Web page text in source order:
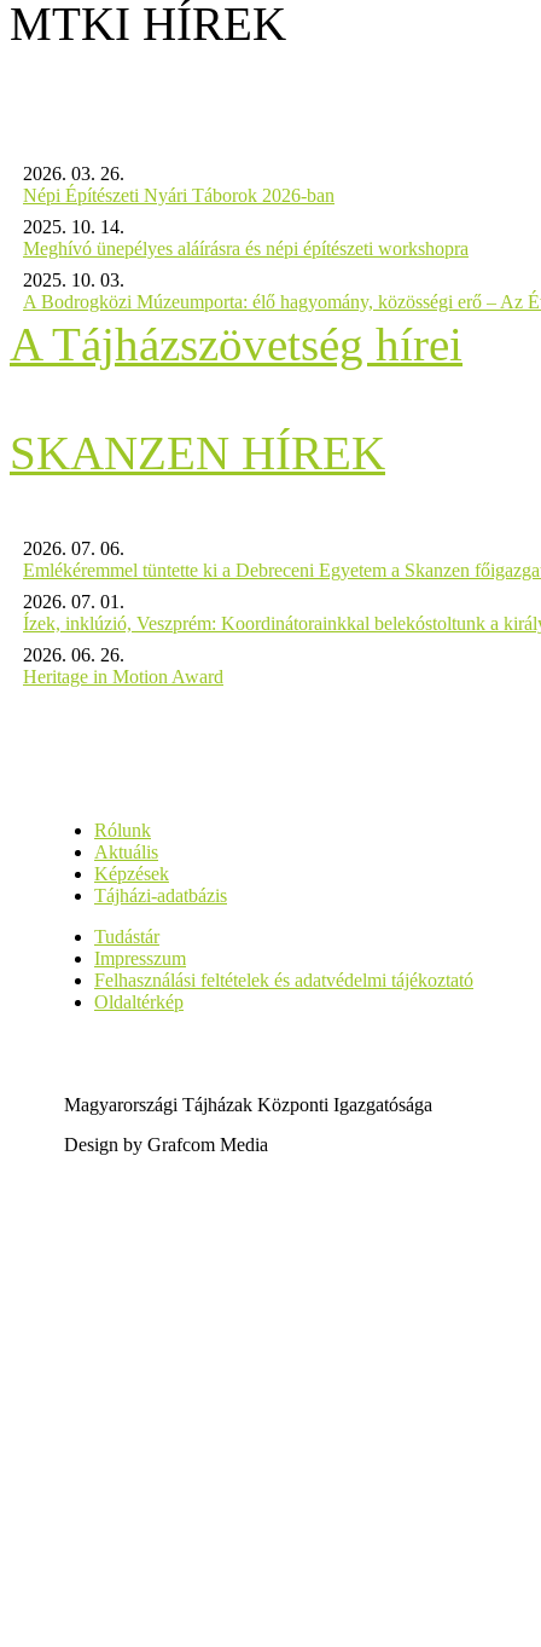
MTKI HÍREK
2026. 03. 26.
Népi Építészeti Nyári Táborok 2026-ban
2025. 10. 14.
Meghívó ünepélyes aláírásra és népi építészeti workshopra
2025. 10. 03.
A Bodrogközi Múzeumporta: élő hagyomány, közösségi erő – Az
A Tájházszövetség hírei
SKANZEN HÍREK
2026. 07. 06.
Emlékéremmel tüntette ki a Debreceni Egyetem a Skanzen
2026. 07. 01.
Ízek, inklúzió, Veszprém: Koordinátorainkkal belekóstoltunk a
2026. 06. 26.
Heritage in Motion Award
Rólunk
Aktuális
Képzések
Tájházi-adatbázis
Tudástár
Impresszum
Felhasználási feltételek és adatvédelmi tájékoztató
Oldaltérkép
Magyarországi Tájházak Központi Igazgatósága
Design by Grafcom Media